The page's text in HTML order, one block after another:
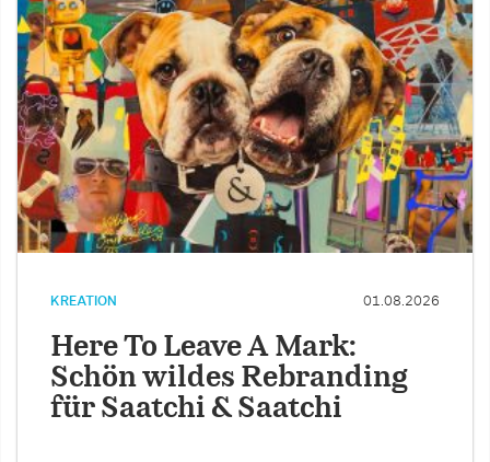
KREATION 01.08.2026
Here To Leave A Mark:
Schön wildes Rebranding
für Saatchi & Saatchi